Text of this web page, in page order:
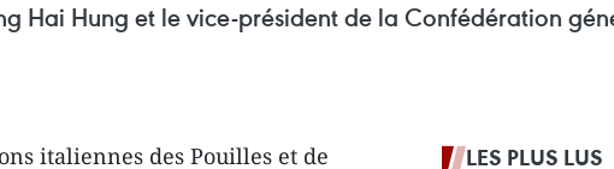
Hai Hung et le vice-président de la Confédération
italiennes des Pouilles et de
LES PLUS LUS